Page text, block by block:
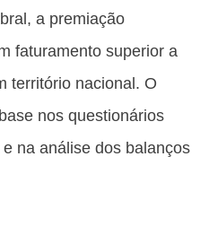
a premiação
faturamento superior a
território nacional. O
nos questionários
na análise dos balanços